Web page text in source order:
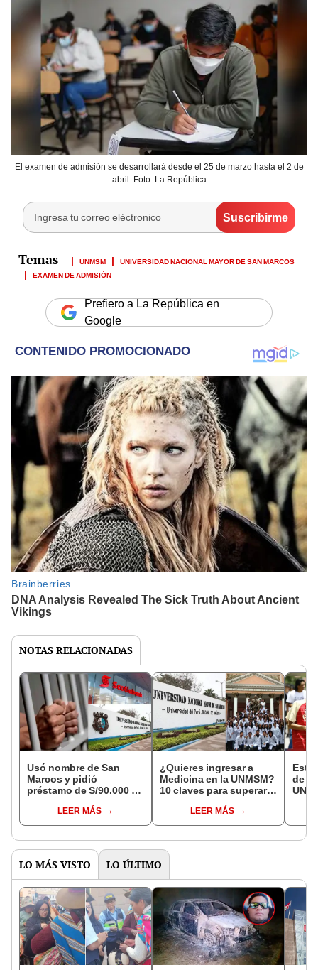
El examen de admisión se desarrollará desde el 25 de marzo hasta el 2 de
abril. Foto: La República
UNMSM
UNIVERSIDAD NACIONAL MAYOR DE SAN MARCOS
EXAMEN DE ADMISIÓN
Prefiero a La República en
Google
NOTAS RELACIONADAS
Usó nombre de San
Marcos y pidió
préstamo de S/90.000 a
la cárcelLEER MÁS
¿Quieres ingresar a
Medicina en la UNMSM?
10 claves para superar
LEER MÁS
de
UNI,
LO MÁS VISTO LO ÚLTIMO